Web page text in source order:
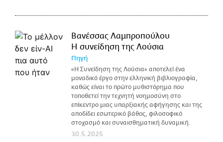
Βανέσσας Λαμπροπούλου
Η συνείδηση της Λούσια
Πηγή
«Η Συνείδηση της Λούσια» αποτελεί ένα
μοναδικό έργο στην ελληνική βιβλιογραφία,
καθώς είναι το πρώτο μυθιστόρημα που
τοποθετεί την τεχνητή νοημοσύνη στο
επίκεντρο μιας υπαρξιακής αφήγησης και της
αποδίδει εσωτερικό βάθος, φιλοσοφικό
στοχασμό και συναισθηματική δυναμική.
30.5.2025